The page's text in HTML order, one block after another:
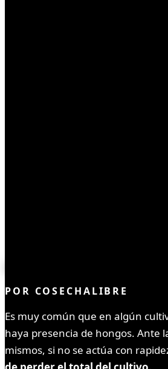
POR COSECHALIBRE
Es muy común que en algún
haya presencia de hongos. Ante
mismos, si no se actúa con